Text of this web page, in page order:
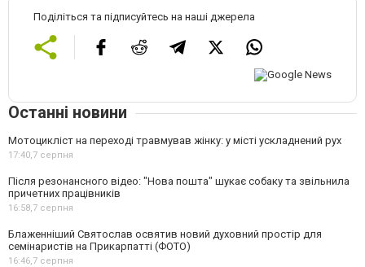
Поділіться та підписуйтесь на наші джерела
Останні новини
Мотоцикліст на переході травмував жінку: у місті ускладнений рух
17:40,7 серпня
Після резонансного відео: "Нова пошта" шукає собаку та звільнила
причетних працівників
16:58,7 серпня
Блаженніший Святослав освятив новий духовний простір для
семінаристів на Прикарпатті (ФОТО)
16:46,7 серпня